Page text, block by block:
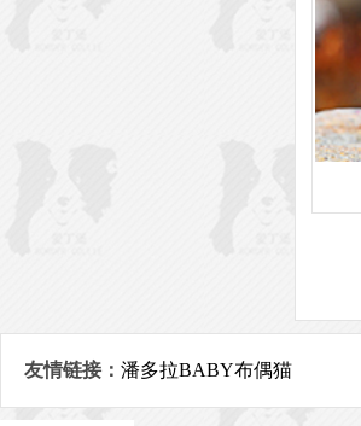
友情链接： 潘多拉BABY布偶猫